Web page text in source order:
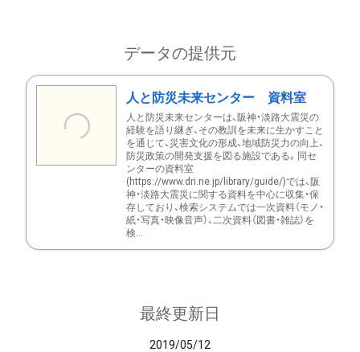
データの提供元
人と防災未来センター 資料室
人と防災未来センターは、阪神・淡路大震災の
経験を語り継ぎ、その教訓を未来に生かすこと
を通じて、災害文化の形成、地域防災力の向上、
防災政策の開発支援を図る施設である。同セ
ンターの資料室
(https://www.dri.ne.jp/library/guide/)では、阪
神・淡路大震災に関する資料を中心に収集・保
存しており、検索システムでは一次資料（モノ・
紙・写真・映像音声）、二次資料（図書・雑誌）を
検...
最終更新日
2019/05/12